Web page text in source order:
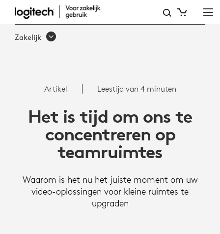
ARTIKEL:
RALLY
VOOR
VIDEOVERGADEREN
VOOR
TEAMRUIMTES
Zakelijk
Artikel Leestijd van 4 minuten
Het is tijd om ons te
concentreren op
teamruimtes
Waarom is het nu het juiste moment om uw
video-oplossingen voor kleine ruimtes te
upgraden